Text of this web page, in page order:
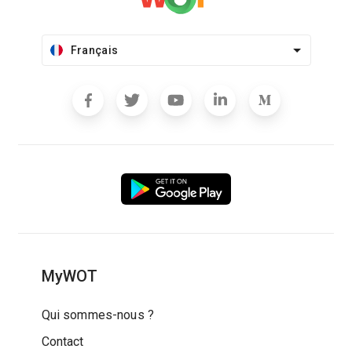
Français
MyWOT
Qui sommes-nous ?
Contact